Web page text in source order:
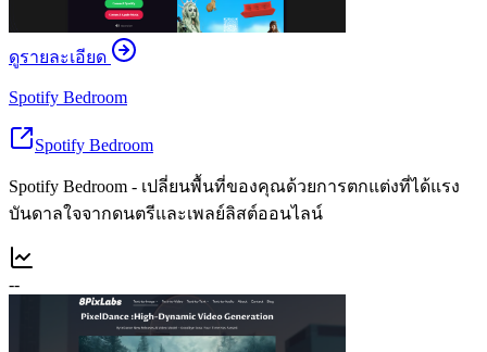
ดูรายละเอียด
Spotify Bedroom
Spotify Bedroom
Spotify Bedroom - เปลี่ยนพื้นที่ของคุณด้วยการตกแต่งที่ได้แรง
บันดาลใจจากดนตรีและเพลย์ลิสต์ออนไลน์
--